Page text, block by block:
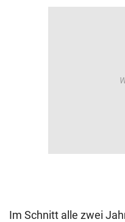
Im Schnitt alle zwei